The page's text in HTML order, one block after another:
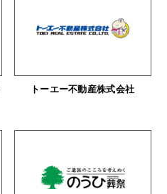
トーエー不動産株式会社